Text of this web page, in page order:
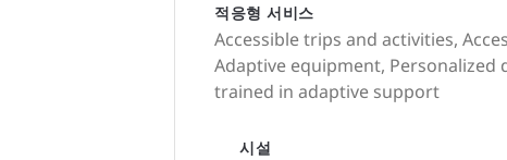
적응형 서비스
Accessible trips and activities,
Adaptive equipment, Personalized
trained in adaptive support
시설